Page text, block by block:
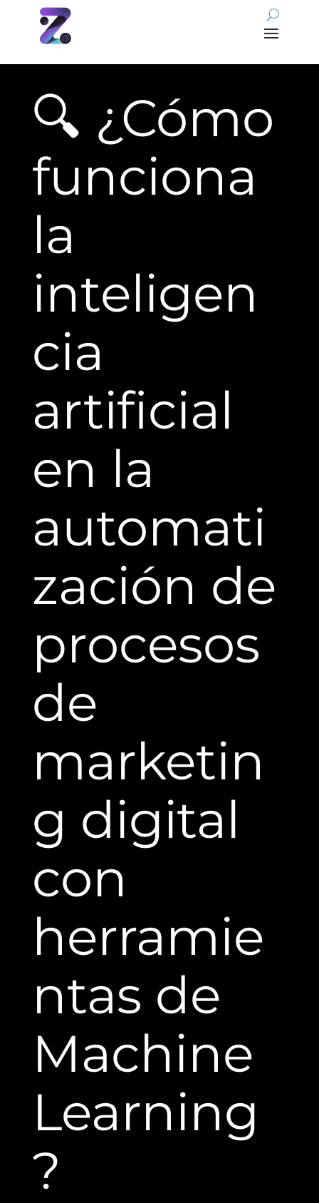
🔍 ¿Cómo
funciona
la
inteligen
cia
artificial
en la
automati
zación de
procesos
de
marketin
g digital
con
herramie
ntas de
Machine
Learning
?